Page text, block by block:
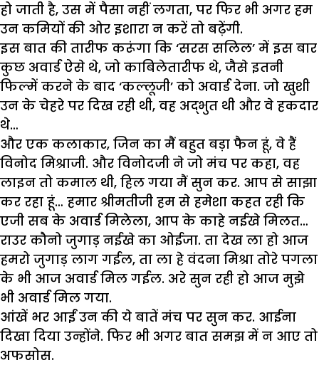
हो जाती है, उस में पैसा नहीं लगता, पर फिर भी अगर हम
उन कमियों की ओर इशारा न करें तो बढ़ेंगी.
इस बात की तारीफ करूंगा कि ‘सरस सलिल’ में इस बार
कुछ अवार्ड ऐसे थे, जो काबिलेतारीफ थे, जैसे इतनी
फिल्में करने के बाद ‘कल्लूजी’ को अवार्ड देना. जो खुशी
उन के चेहरे पर दिख रही थी, वह अद्भुत थी और वे हकदार
थे…
और एक कलाकार, जिन का मैं बहुत बड़ा फैन हूं, वे हैं
विनोद मिश्राजी. और विनोदजी ने जो मंच पर कहा, वह
लाइन तो कमाल थी, हिल गया मैं सुन कर. आप से साझा
कर रहा हूं… हमार श्रीमतीजी हम से हमेशा कहत रही कि
एजी सब के अवार्ड मिलेला, आप के काहे नईखे मिलत…
राउर कौनो जुगाड़ नईखे का ओईजा. ता देख ला हो आज
हमरो जुगाड़ लाग गईल, ता ला हे वंदना मिश्रा तोरे पगला
के भी आज अवार्ड मिल गईल. अरे सुन रही हो आज मुझे
भी अवार्ड मिल गया.
आंखें भर आईं उन की ये बातें मंच पर सुन कर. आईना
दिखा दिया उन्होंने. फिर भी अगर बात समझ में न आए तो
अफसोस.